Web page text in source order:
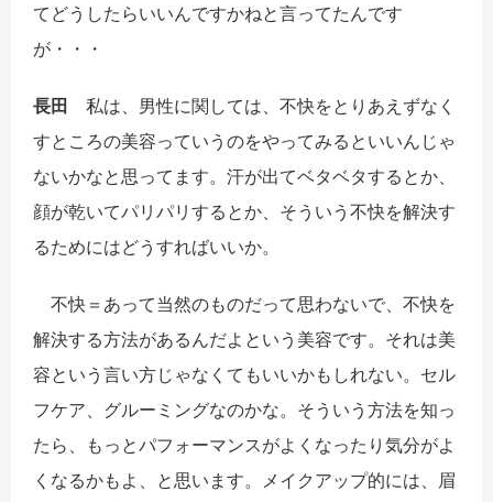
てどうしたらいいんですかねと言ってたんです
が・・・
長田 私は、男性に関しては、不快をとりあえずなく
すところの美容っていうのをやってみるといいんじゃ
ないかなと思ってます。汗が出てベタベタするとか、
顔が乾いてパリパリするとか、そういう不快を解決す
るためにはどうすればいいか。
不快＝あって当然のものだって思わないで、不快を
解決する方法があるんだよという美容です。それは美
容という言い方じゃなくてもいいかもしれない。セル
フケア、グルーミングなのかな。そういう方法を知っ
たら、もっとパフォーマンスがよくなったり気分がよ
くなるかもよ、と思います。メイクアップ的には、眉